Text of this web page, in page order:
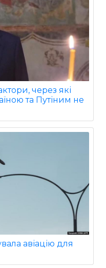
через які
та Путіним не
авіацію для